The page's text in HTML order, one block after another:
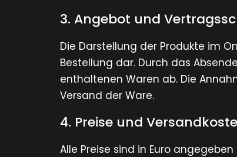
3. Angebot und
Die Darstellung der Produkte im
Bestellung dar. Durch das
enthaltenen Waren ab. Die
Versand der Ware.
4. Preise und
Alle Preise sind in Euro